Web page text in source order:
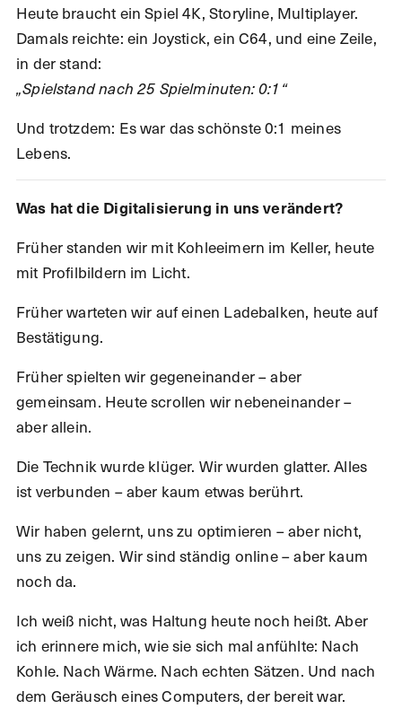
Heute braucht ein Spiel 4K, Storyline, Multiplayer.
Damals reichte: ein Joystick, ein C64, und eine Zeile,
in der stand:
„Spielstand nach 25 Spielminuten: 0:1“
Und trotzdem: Es war das schönste 0:1 meines
Lebens.
Was hat die Digitalisierung in uns verändert?
Früher standen wir mit Kohleeimern im Keller, heute
mit Profilbildern im Licht.
Früher warteten wir auf einen Ladebalken, heute auf
Bestätigung.
Früher spielten wir gegeneinander – aber
gemeinsam. Heute scrollen wir nebeneinander –
aber allein.
Die Technik wurde klüger. Wir wurden glatter. Alles
ist verbunden – aber kaum etwas berührt.
Wir haben gelernt, uns zu optimieren – aber nicht,
uns zu zeigen. Wir sind ständig online – aber kaum
noch da.
Ich weiß nicht, was Haltung heute noch heißt. Aber
ich erinnere mich, wie sie sich mal anfühlte: Nach
Kohle. Nach Wärme. Nach echten Sätzen. Und nach
dem Geräusch eines Computers, der bereit war.